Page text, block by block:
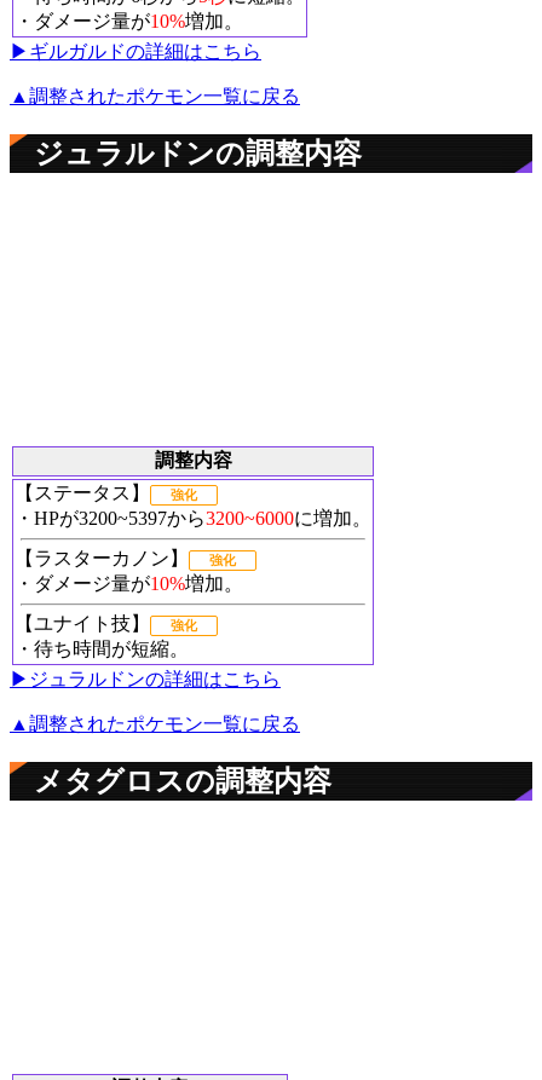
・ダメージ量が10%増加。
▶︎ギルガルドの詳細はこちら
▲調整されたポケモン一覧に戻る
ジュラルドンの調整内容
調整内容
【ステータス】
強化
・HPが3200~5397から3200~6000に増加。
【ラスターカノン】
強化
・ダメージ量が10%増加。
【ユナイト技】
強化
・待ち時間が短縮。
▶︎ジュラルドンの詳細はこちら
▲調整されたポケモン一覧に戻る
メタグロスの調整内容